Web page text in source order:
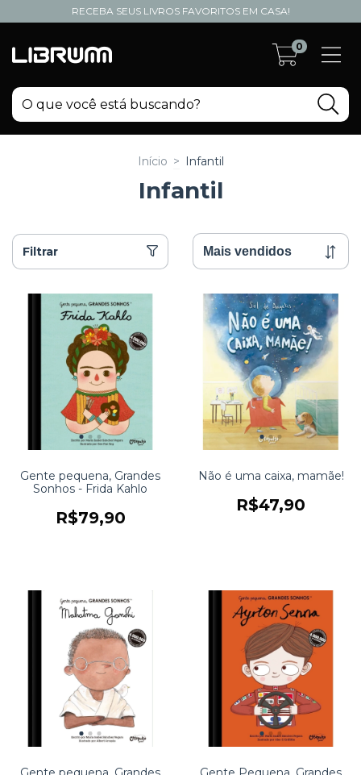
RECEBA SEUS LIVROS FAVORITOS EM CASA!
0
Início > Infantil
Infantil
Filtrar
Gente pequena, Grandes
Sonhos - Frida Kahlo
R$79,90
Não é uma caixa, mamãe!
R$47,90